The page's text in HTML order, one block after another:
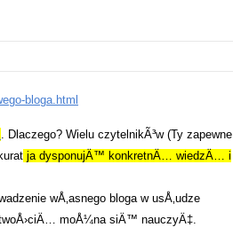
bloga.html
. Dlaczego? Wielu czytelnikÃ³w (Ty zapewne
ja dysponujÄ™ konkretnÄ… wiedzÄ… i
wÅ‚asnego bloga w usÅ‚udze
moÅ¼na siÄ™ nauczyÄ‡.